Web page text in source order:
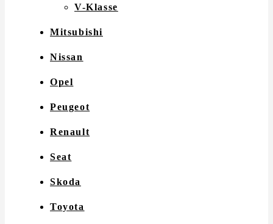
V-Klasse
Mitsubishi
Nissan
Opel
Peugeot
Renault
Seat
Skoda
Toyota